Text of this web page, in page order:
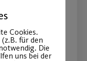
Cookies.
für den
Die
uns bei der